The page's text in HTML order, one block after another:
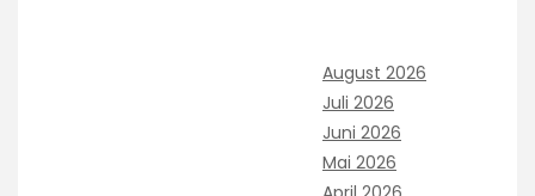
August 2026
Juli 2026
Juni 2026
Mai 2026